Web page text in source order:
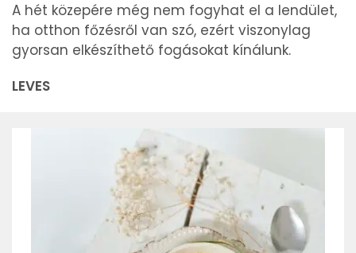
A hét közepére még nem fogyhat el a lendület,
ha otthon főzésről van szó, ezért viszonylag
gyorsan elkészíthető fogásokat kínálunk.
LEVES